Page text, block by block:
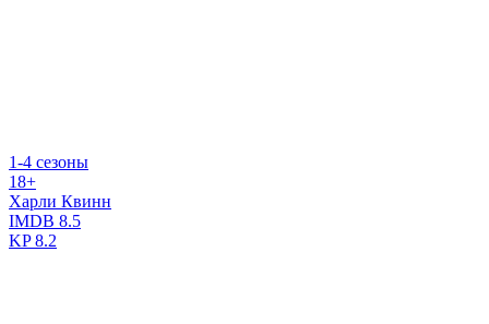
1-4 сезоны
18+
Харли Квинн
IMDB 8.5
KP8.2